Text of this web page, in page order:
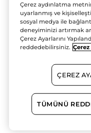
Çerez aydınlatma
uyarlanmış ve
sosyal medya ile
deneyiminizi artırmak
Çerez Ayarlarını
reddedebilirsiniz.
ÇEREZ
TÜMÜNÜ